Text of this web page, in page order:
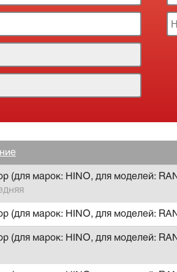
(для марок: HINO, для моделей:
(для марок: HINO, для моделей:
(для марок: HINO, для моделей: